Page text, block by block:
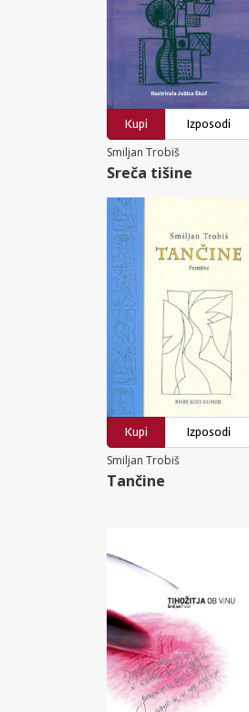
Kupi
Izposodi
Smiljan Trobiš
Sreča tišine
Kupi
Izposodi
Smiljan Trobiš
Tančine